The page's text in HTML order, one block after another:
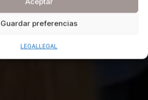
Guardar preferencias
LEGALLEGAL